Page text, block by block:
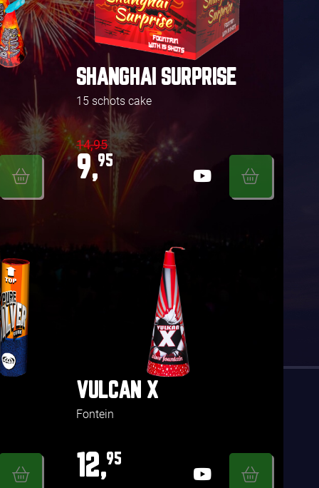
SHANGHAI SURPRISE
15 schots cake
14,95
9,95
VULCAN X
Fontein
12,95